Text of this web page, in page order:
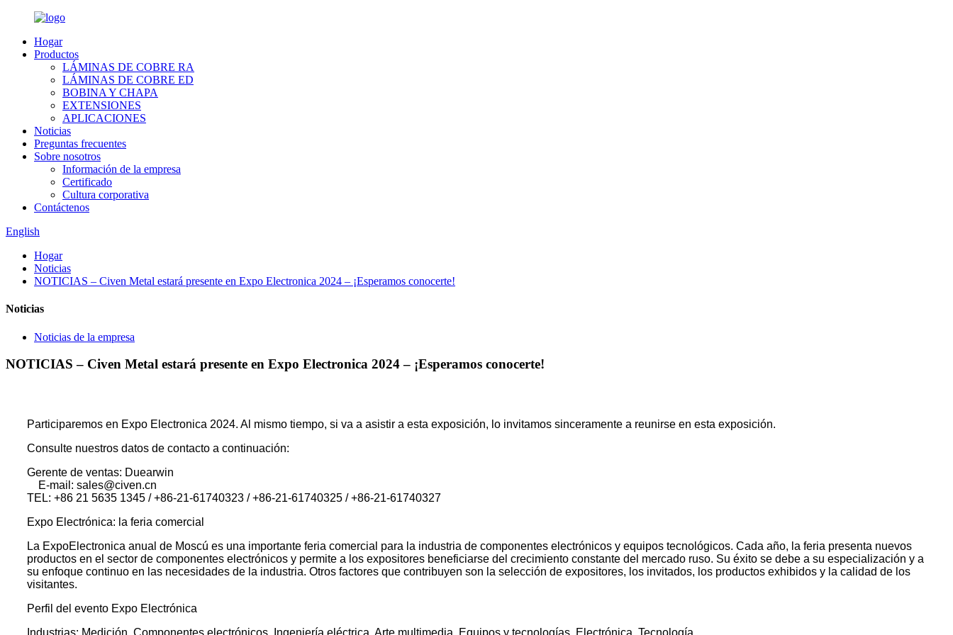
Hogar
Productos
LÁMINAS DE COBRE RA
LÁMINAS DE COBRE ED
BOBINA Y CHAPA
EXTENSIONES
APLICACIONES
Noticias
Preguntas frecuentes
Sobre nosotros
Información de la empresa
Certificado
Cultura corporativa
Contáctenos
English
Hogar
Noticias
NOTICIAS – Civen Metal estará presente en Expo Electronica 2024 – ¡Esperamos conocerte!
Noticias
Noticias de la empresa
NOTICIAS – Civen Metal estará presente en Expo Electronica 2024 – ¡Esperamos conocerte!
Participaremos en Expo Electronica 2024. Al mismo tiempo, si va a asistir a esta exposición, lo invitamos sinceramente a reunirse en esta exposición.
Consulte nuestros datos de contacto a continuación:
Gerente de ventas: Duearwin
E-mail: sales@civen.cn
TEL: +86 21 5635 1345 / +86-21-61740323 / +86-21-61740325 / +86-21-61740327
Expo Electrónica: la feria comercial
La ExpoElectronica anual de Moscú es una importante feria comercial para la industria de componentes electrónicos y equipos tecnológicos. Cada año, la feria presenta nuevos
productos en el sector de componentes electrónicos y permite a los expositores beneficiarse del crecimiento constante del mercado ruso. Su éxito se debe a su especialización y a
su enfoque continuo en las necesidades de la industria. Otros factores que contribuyen son la selección de expositores, los invitados, los productos exhibidos y la calidad de los
visitantes.
Perfil del evento Expo Electrónica
Industrias: Medición, Componentes electrónicos, Ingeniería eléctrica, Arte multimedia, Equipos y tecnologías, Electrónica, Tecnología